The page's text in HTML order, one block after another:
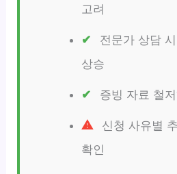
고려
전문가 상담
상승
증빙 자료 철
신청 사유별
확인